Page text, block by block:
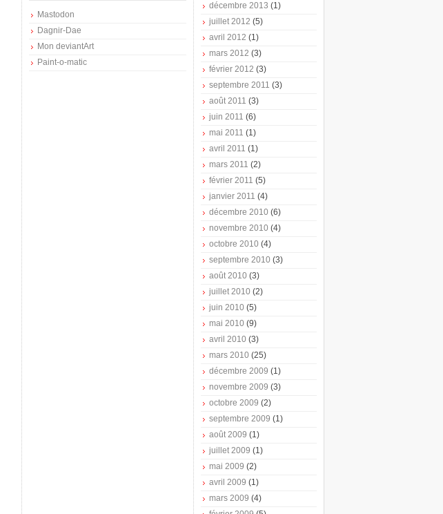
Mastodon
Dagnir-Dae
Mon deviantArt
Paint-o-matic
décembre 2013 (1)
juillet 2012 (5)
avril 2012 (1)
mars 2012 (3)
février 2012 (3)
septembre 2011 (3)
août 2011 (3)
juin 2011 (6)
mai 2011 (1)
avril 2011 (1)
mars 2011 (2)
février 2011 (5)
janvier 2011 (4)
décembre 2010 (6)
novembre 2010 (4)
octobre 2010 (4)
septembre 2010 (3)
août 2010 (3)
juillet 2010 (2)
juin 2010 (5)
mai 2010 (9)
avril 2010 (3)
mars 2010 (25)
décembre 2009 (1)
novembre 2009 (3)
octobre 2009 (2)
septembre 2009 (1)
août 2009 (1)
juillet 2009 (1)
mai 2009 (2)
avril 2009 (1)
mars 2009 (4)